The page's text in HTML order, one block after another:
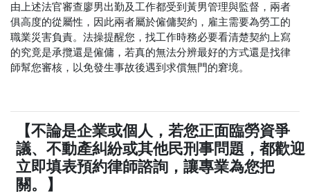
由上述法官審查廖男出勤及工作都受到黃男管理與監督，兩者
俱高度的從屬性，因此兩者屬於僱傭契約，雇主需要為勞工的
職業災害負責。法操提醒您，找工作時務必要看清楚契約上寫
的究竟是承攬還是僱傭，若真的無法分辨最好的方式還是找律
師幫您審核，以免發生事故後遇到求償無門的窘境。
【不論是企業或個人，若您正面臨勞資爭
議、不動產糾紛或其他民刑事問題，都歡迎
立即填表預約律師諮詢，讓專業為您把
關。】